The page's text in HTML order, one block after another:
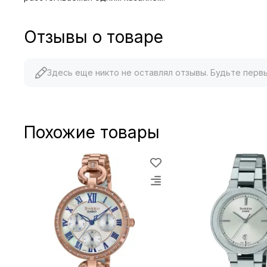
Отзывы о товаре
Здесь еще никто не оставлял отзывы. Будьте
Похожие товары